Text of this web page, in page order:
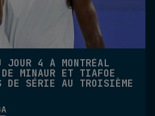
JOUR 4 À MONTRÉAL
MINAUR ET TIAFOE
DE SÉRIE AU TROISIÈME